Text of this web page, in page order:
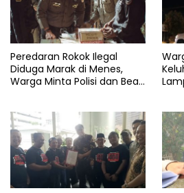
Peredaran Rokok Ilegal
Diduga Marak di Menes,
Warga Minta Polisi dan Bea